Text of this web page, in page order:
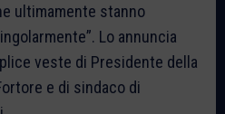
ultimamente stanno
Lo annuncia
veste di Presidente della
e di sindaco di